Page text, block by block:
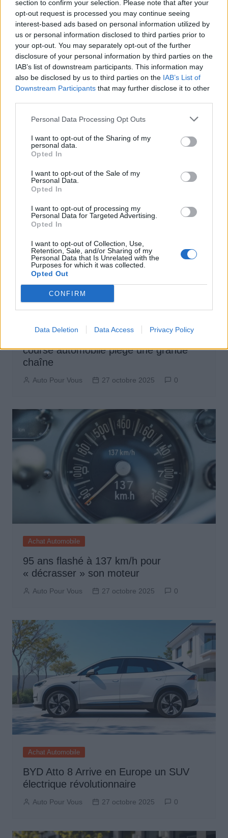
section to confirm your selection. Please note that after your
opt-out request is processed you may continue seeing
interest-based ads based on personal information utilized by
us or personal information disclosed to third parties prior to
your opt-out. You may separately opt-out of the further
disclosure of your personal information by third parties on the
IAB’s list of downstream participants. This information may
also be disclosed by us to third parties on the IAB’s List of
Downstream Participants that may further disclose it to other
Personal Data Processing Opt Outs
I want to opt-out of the Sharing of my
personal data.
Opted In
I want to opt-out of the Sale of my
Personal Data.
Opted In
I want to opt-out of processing my
Personal Data for Targeted Advertising.
Opted In
I want to opt-out of Collection, Use,
Retention, Sale, and/or Sharing of my
Personal Data that Is Unrelated with the
Purposes for which it was collected.
Opted Out
CONFIRM
Data Deletion Data Access Privacy Policy
Achat Automobile
Chevrolet Camaro COPO 2023 : V8 de
10,4L, machine de course à ne pas
manquer
Auto Pour Vous
Intelligence Artificielle : une fausse
course automobile piège une grande
chaîne
Auto Pour Vous 27 octobre 2025 0
Achat Automobile
95 ans flashé à 137 km/h pour
« décrasser » son moteur
Auto Pour Vous 27 octobre 2025 0
Achat Automobile
BYD Atto 8 Arrive en Europe un SUV
électrique révolutionnaire
Auto Pour Vous 27 octobre 2025 0